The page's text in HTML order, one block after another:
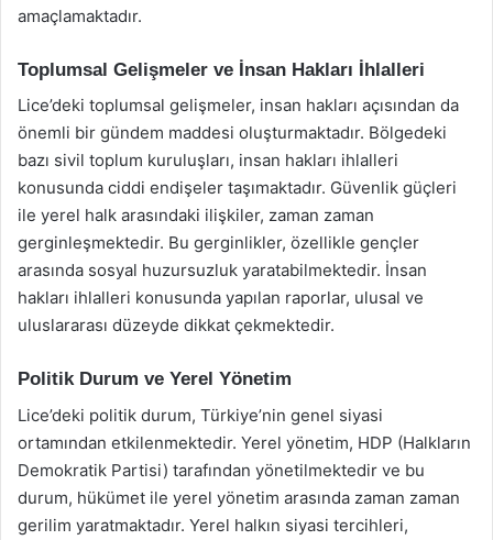
amaçlamaktadır.
Toplumsal Gelişmeler ve İnsan Hakları İhlalleri
Lice’deki toplumsal gelişmeler, insan hakları açısından da
önemli bir gündem maddesi oluşturmaktadır. Bölgedeki
bazı sivil toplum kuruluşları, insan hakları ihlalleri
konusunda ciddi endişeler taşımaktadır. Güvenlik güçleri
ile yerel halk arasındaki ilişkiler, zaman zaman
gerginleşmektedir. Bu gerginlikler, özellikle gençler
arasında sosyal huzursuzluk yaratabilmektedir. İnsan
hakları ihlalleri konusunda yapılan raporlar, ulusal ve
uluslararası düzeyde dikkat çekmektedir.
Politik Durum ve Yerel Yönetim
Lice’deki politik durum, Türkiye’nin genel siyasi
ortamından etkilenmektedir. Yerel yönetim, HDP (Halkların
Demokratik Partisi) tarafından yönetilmektedir ve bu
durum, hükümet ile yerel yönetim arasında zaman zaman
gerilim yaratmaktadır. Yerel halkın siyasi tercihleri,